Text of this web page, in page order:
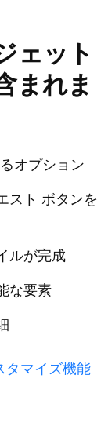
ェット
まれま
オプション
スト ボタンを
ルが完成
な要素
タマイズ機能